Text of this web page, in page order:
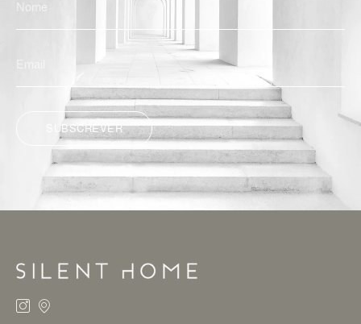
SUBSCREVER